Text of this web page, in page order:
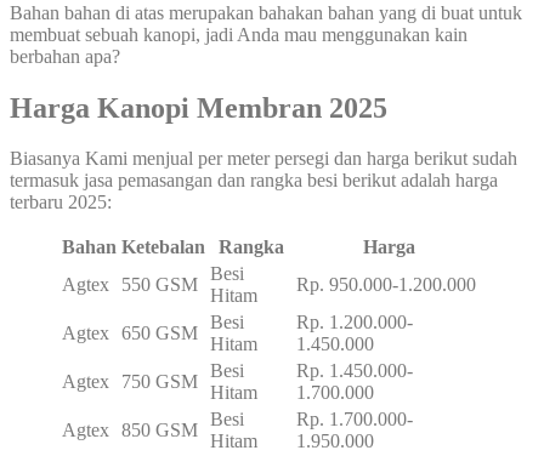
Bahan bahan di atas merupakan bahakan bahan yang di buat untuk
membuat sebuah kanopi, jadi Anda mau menggunakan kain
berbahan apa?
Harga Kanopi Membran 2025
Biasanya Kami menjual per meter persegi dan harga berikut sudah
termasuk jasa pemasangan dan rangka besi berikut adalah harga
terbaru 2025:
Bahan Ketebalan Rangka
Harga
Agtex
550 GSM
Besi
Hitam
Rp. 950.000-1.200.000
Agtex 650 GSM
Besi
Hitam
Rp. 1.200.000-
1.450.000
Agtex
750 GSM
Besi
Hitam
Rp. 1.450.000-
1.700.000
Agtex 850 GSM
Besi
Hitam
Rp. 1.700.000-
1.950.000